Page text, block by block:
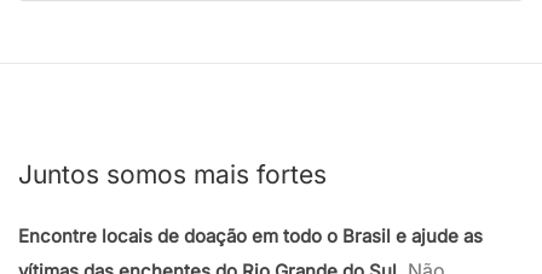
Juntos somos mais fortes
Encontre locais de doação em todo o Brasil e ajude as